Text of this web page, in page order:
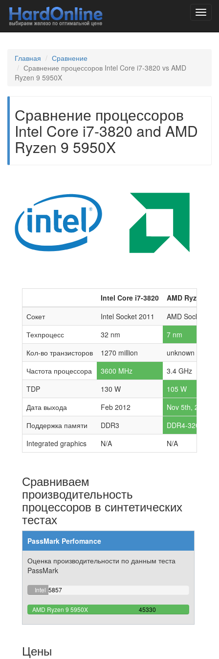
Главная
Сравнение
Сравнение процессоров Intel Core i7-3820 vs AMD
Ryzen 9 5950X
Сравнение процессоров
Intel Core i7-3820 and AMD
Ryzen 9 5950X
Intel Core i7-3820
AMD Ryzen 9
Сокет
Intel Socket 2011
AMD Socket
Техпроцесс
32 nm
7 nm
Кол-во транзисторов
1270 million
unknown
Частота процессора
3600 MHz
3.4 GHz
TDP
130 W
105 W
Дата выхода
Feb 2012
Nov 5th, 2020
Поддержка памяти
DDR3
DDR4-3200
Integrated graphics
N/A N/A
Сравниваем
производительность
процессоров в синтетических
тестах
PassMark Perfomance
Оценка производительности по данным теста
PassMark
Intel
i7-
5857
12.920803000221%
AMD Ryzen 9 5950X
45330
100%
Цены